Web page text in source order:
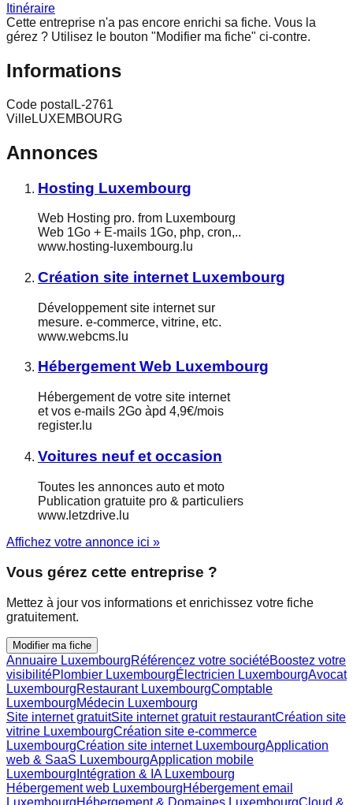
Itinéraire
Cette entreprise n'a pas encore enrichi sa fiche. Vous la
gérez ? Utilisez le bouton "Modifier ma fiche" ci-contre.
Informations
Code postal L-2761
VilleLUXEMBOURG
Annonces
Hosting Luxembourg
Web Hosting pro. from Luxembourg
Web 1Go + E-mails 1Go, php, cron,..
www.hosting-luxembourg.lu
Création site internet Luxembourg
Développement site internet sur
mesure. e-commerce, vitrine, etc.
www.webcms.lu
Hébergement Web Luxembourg
Hébergement de votre site internet
et vos e-mails 2Go àpd 4,9€/mois
register.lu
Voitures neuf et occasion
Toutes les annonces auto et moto
Publication gratuite pro & particuliers
www.letzdrive.lu
Affichez votre annonce ici »
Vous gérez cette entreprise ?
Mettez à jour vos informations et enrichissez votre fiche
gratuitement.
Modifier ma fiche
Annuaire LuxembourgRéférencez votre sociétéBoostez votre
visibilitéPlombier LuxembourgÉlectricien LuxembourgAvocat
LuxembourgRestaurant LuxembourgComptable
LuxembourgMédecin Luxembourg
Site internet gratuitSite internet gratuit restaurantCréation site
vitrine LuxembourgCréation site e-commerce
LuxembourgCréation site internet LuxembourgApplication
web & SaaS LuxembourgApplication mobile
Luxembourg Intégration & IA Luxembourg
Hébergement web LuxembourgHébergement email
LuxembourgHébergement & Domaines LuxembourgCloud &